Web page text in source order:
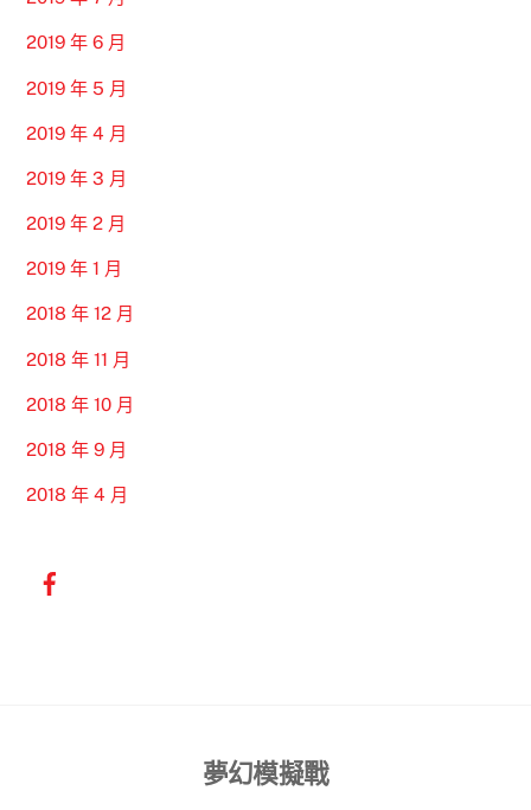
2019 年 6 月
2019 年 5 月
2019 年 4 月
2019 年 3 月
2019 年 2 月
2019 年 1 月
2018 年 12 月
2018 年 11 月
2018 年 10 月
2018 年 9 月
2018 年 4 月
Back
夢幻模擬戰